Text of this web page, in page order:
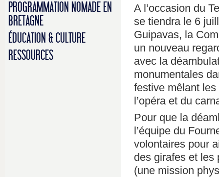
PROGRAMMATION NOMADE EN
BRETAGNE
ÉDUCATION & CULTURE
RESSOURCES
A l’occasion du
se tiendra le 6
Guipavas, la
un nouveau
avec la
monumentales
festive mêlant
l’opéra et du
Pour que la
l’équipe du
volontaires pour
des girafes et les
(une mission